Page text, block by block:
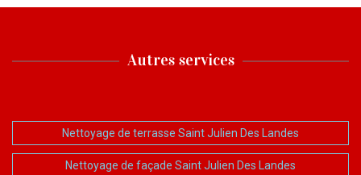
Autres services
Nettoyage de terrasse Saint Julien Des Landes
Nettoyage de façade Saint Julien Des Landes